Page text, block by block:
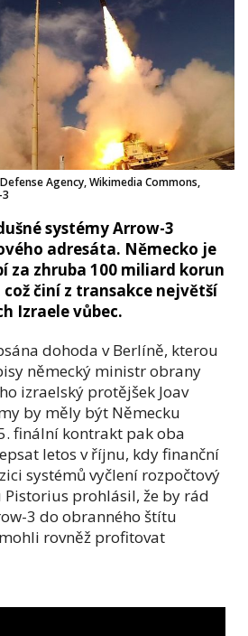
Agency, Wikimedia Commons,
systémy Arrow-3
adresáta. Německo je
za zhruba 100 miliard korun
činí z transakce největší
Izraele vůbec.
dohoda v Berlíně, kterou
německý ministr obrany
izraelský protějšek Joav
by měly být Německu
finální kontrakt pak oba
letos v říjnu, kdy finanční
systémů vyčlení rozpočtový
prohlásil, že by rád
3 do obranného štítu
rovněž profitovat